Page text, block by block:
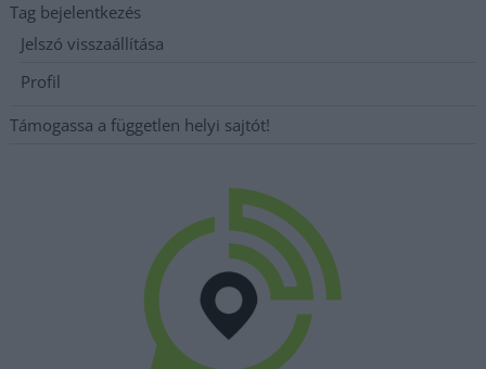
Tag bejelentkezés
Jelszó visszaállítása
Profil
Támogassa a független helyi sajtót!